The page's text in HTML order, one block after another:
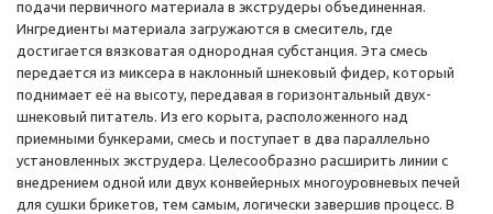
подачи первичного материала в экструдеры объединенная.
Ингредиенты материала загружаются в смеситель, где
достигается вязковатая однородная субстанция. Эта смесь
передается из миксера в наклонный шнековый фидер, который
поднимает её на высоту, передавая в горизонтальный двух-
шнековый питатель. Из его корыта, расположенного над
приемными бункерами, смесь и поступает в два параллельно
установленных экструдера. Целесообразно расширить линии с
внедрением одной или двух конвейерных многоуровневых печей
для сушки брикетов, тем самым, логически завершив процесс. В